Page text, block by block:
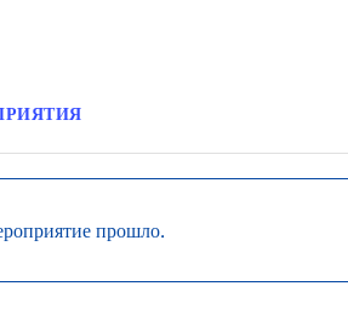
прошло.